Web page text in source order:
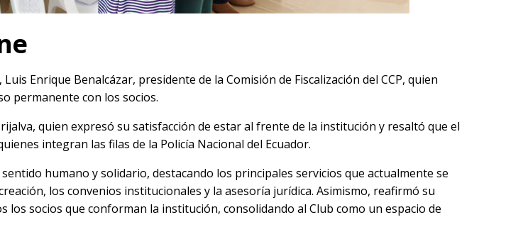
Enrique Benalcázar, presidente de la Comisión de Fiscalización del CCP, quien
permanente con los socios.
, quien expresó su satisfacción de estar al frente de la institución y resaltó que el
integran las filas de la Policía Nacional del Ecuador.
humano y solidario, destacando los principales servicios que actualmente se
los convenios institucionales y la asesoría jurídica. Asimismo, reafirmó su
socios que conforman la institución, consolidando al Club como un espacio de